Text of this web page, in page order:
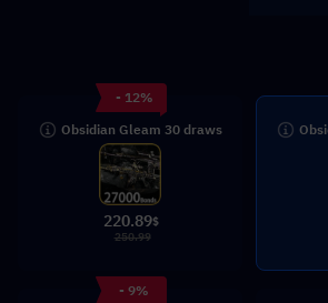
- 12%
Obsidian Gleam 30 draws
$
220.89
250.99
- 9%